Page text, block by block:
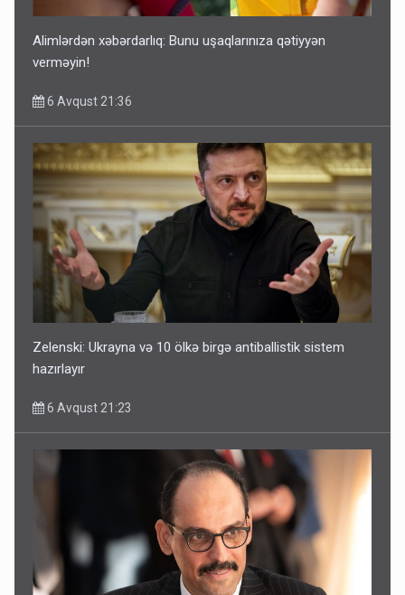
Alimlərdən xəbərdarlıq: Bunu uşaqlarınıza qətiyyən
verməyin!
6 Avqust 21:36
Zelenski: Ukrayna və 10 ölkə birgə antiballistik sistem
hazırlayır
6 Avqust 21:23